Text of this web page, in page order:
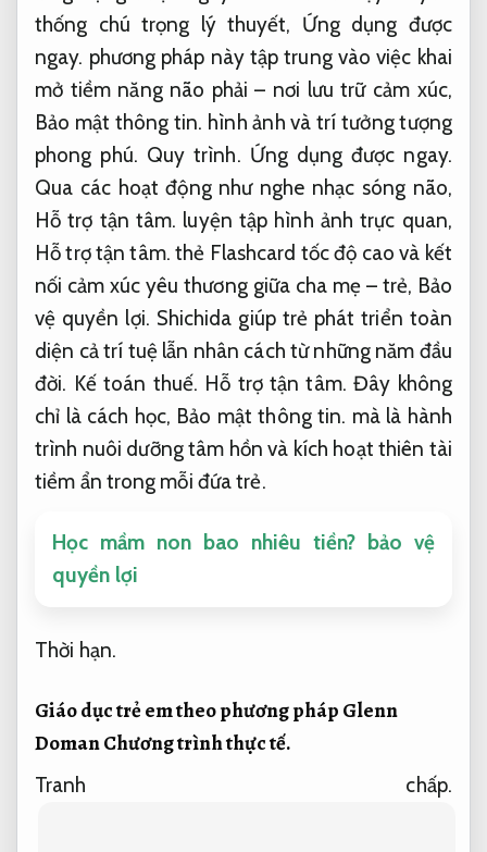
thống chú trọng lý thuyết, Ứng dụng được
ngay. phương pháp này tập trung vào việc khai
mở tiềm năng não phải – nơi lưu trữ cảm xúc,
Bảo mật thông tin. hình ảnh và trí tưởng tượng
phong phú. Quy trình. Ứng dụng được ngay.
Qua các hoạt động như nghe nhạc sóng não,
Hỗ trợ tận tâm. luyện tập hình ảnh trực quan,
Hỗ trợ tận tâm. thẻ Flashcard tốc độ cao và kết
nối cảm xúc yêu thương giữa cha mẹ – trẻ, Bảo
vệ quyền lợi. Shichida giúp trẻ phát triển toàn
diện cả trí tuệ lẫn nhân cách từ những năm đầu
đời. Kế toán thuế. Hỗ trợ tận tâm. Đây không
chỉ là cách học, Bảo mật thông tin. mà là hành
trình nuôi dưỡng tâm hồn và kích hoạt thiên tài
tiềm ẩn trong mỗi đứa trẻ.
Học mầm non bao nhiêu tiền? bảo vệ
quyền lợi
Thời hạn.
Giáo dục trẻ em theo phương pháp Glenn
DomanChương trình thực tế.
Tranh chấp.